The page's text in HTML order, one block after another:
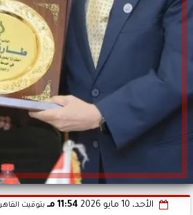
الأحد، 10 مايو 2026 11:54 مـ بتوقيت